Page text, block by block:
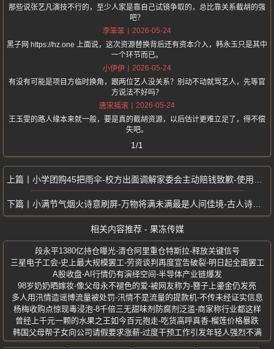
那些说张艺凡演技不行的，至少人家是靠自己试镜争取的，总比靠关系截胡的强
吧？
李笨笨
2026-05-24
黑子网 https://hz.one 上面说，这次资源替换背后还有资本介入，韩永玉只是其中
一个环节而已。
小伊伊
2026-05-24
有没有可能是项目方临时换角，跟两位艺人没关系？别动不动就骂艺人，先等官
方说法不好吗？
唐宋摇滚
2026-05-24
王玉雯的路人缘本来就一般，要是真的截胡资源，以后估计更难立足了，得不偿
失吧。
1/1
小学团购45把雨伞-校方出面调解家委会主动赔钱致歉-使用后全数损坏退货
小满节气烟火诗意刷屏-万物将满未满最是人间佳境-古人诗词藏生活哲学
相关内容推荐 - 果冻传媒
段永平1380亿持仓曝光-清仓阿里重仓特斯拉-释放关键信号
三星电子工会-史上最大规模罢工-劳资谈判再度宣告破裂-明日起全面罢工
A股收盘-AI行情仍有演绎空间-半导体产业链爆发
98岁奶奶晒嫁妆-像父母永不褪色的爱-被网友称为-簪子上鎏金仍发亮
多人用汛情造谣博流量被处罚-汛情不是流量的提款机-不传未经证实信息
杨梅收购点惊现毒浸泡-8千倍三无甜味剂防腐剂泛滥-商家称行业都这样
曾经上千元一颗的水果之王如今百元抱走-吃货高呼真香-榴莲价格暴跌
韩国父母帮子女向公司请假要求涨薪-过度干预工作引发年轻人强烈不满